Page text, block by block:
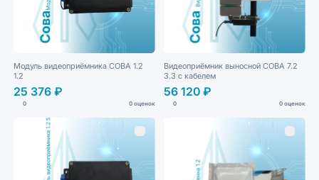
Модуль видеоприёмника СОВА 1.2
1.2
25 376 ₽
0 0 оценок
Видеоприёмник выносной СОВА 7.2
3.3 с кабелем
56 120 ₽
0 0 оценок